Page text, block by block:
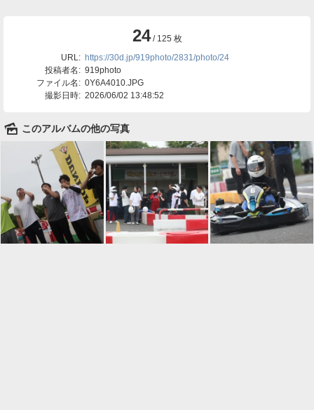
24/ 125 枚
URL: https://30d.jp/919photo/2831/photo/24
投稿者名: 919photo
ファイル名: 0Y6A4010.JPG
撮影日時: 2026/06/02 13:48:52
🌄 このアルバムの他の写真